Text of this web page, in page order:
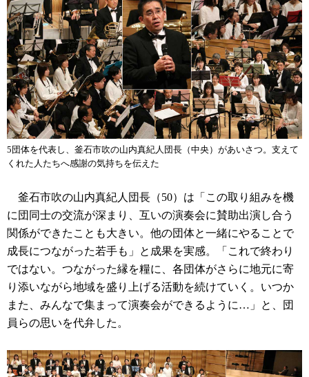
5団体を代表し、釜石市吹の山内真紀人団長（中央）があいさつ。支えて
くれた人たちへ感謝の気持ちを伝えた
釜石市吹の山内真紀人団長（50）は「この取り組みを機
に団同士の交流が深まり、互いの演奏会に賛助出演し合う
関係ができたことも大きい。他の団体と一緒にやることで
成長につながった若手も」と成果を実感。「これで終わり
ではない。つながった縁を糧に、各団体がさらに地元に寄
り添いながら地域を盛り上げる活動を続けていく。いつか
また、みんなで集まって演奏会ができるように…」と、団
員らの思いを代弁した。